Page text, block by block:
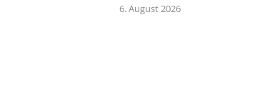
6. August 2026